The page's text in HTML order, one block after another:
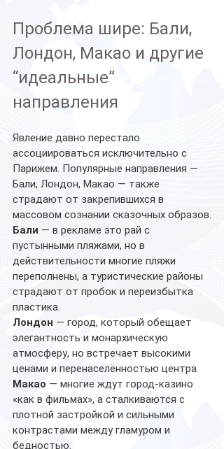
Проблема шире: Бали,
Лондон, Макао и другие
“идеальные”
направления
Явление давно перестало
ассоциироваться исключительно с
Парижем. Популярные направления —
Бали, Лондон, Макао — также
страдают от закрепившихся в
массовом сознании сказочных образов.
Бали — в рекламе это рай с
пустынными пляжами, но в
действительности многие пляжи
переполнены, а туристические районы
страдают от пробок и переизбытка
пластика.
Лондон — город, который обещает
элегантность и монархическую
атмосферу, но встречает высокими
ценами и перенаселённостью центрa.
Макао — многие ждут город-казино
«как в фильмах», а сталкиваются с
плотной застройкой и сильными
контрастами между гламуром и
бедностью.